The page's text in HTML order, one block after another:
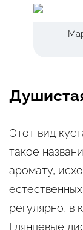
Этот вид
такое
аромату,
регулярно, в
Глянцевые